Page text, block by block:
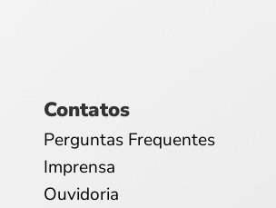
Contatos
Perguntas Frequentes
Imprensa
Ouvidoria